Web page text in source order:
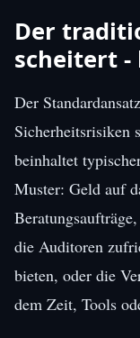
Der
scheitert
Der
Sicherheitsrisiken
beinhaltet
Muster: Geld auf
die Auditoren
bieten, oder die
dem Zeit, Tools